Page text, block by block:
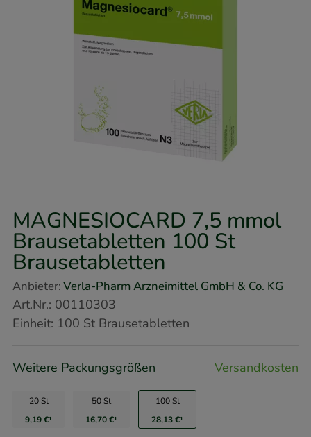
MAGNESIOCARD 7,5 mmol
Brausetabletten 100 St
Brausetabletten
Anbieter:Verla-Pharm Arzneimittel GmbH & Co. KG
Art.Nr.: 00110303
Einheit: 100 StBrausetabletten
Weitere Packungsgrößen Versandkosten
20 St
9,19 €¹
50 St
16,70 €¹
100 St
28,13 €¹